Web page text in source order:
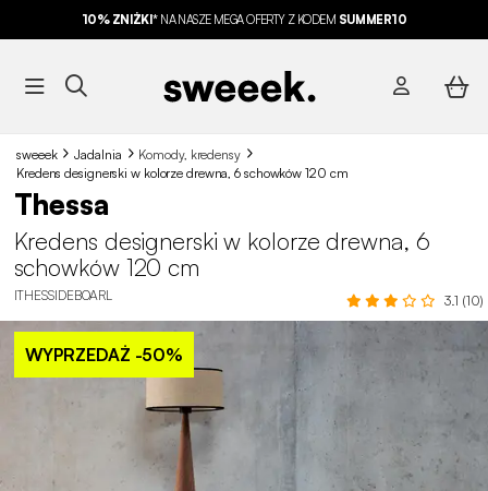
10% ZNIŻKI*NA NASZE MEGA OFERTY Z KODEM SUMMER10
sweeek Jadalnia
Komody, kredensy
Kredens designerski w kolorze drewna, 6 schowków 120 cm
Thessa
Kredens designerski w kolorze drewna, 6
schowków 120 cm
ITHESSIDEBOARL 3.1 (10)
WYPRZEDAŻ -50%